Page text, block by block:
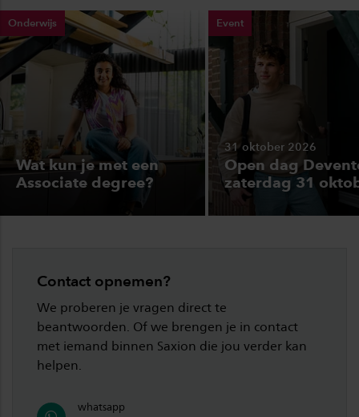
Onderwijs
Wat kun je met een
Associate degree?
Event
31 oktober 2026
Open dag
zaterdag 31
Contact opnemen?
We proberen je vragen direct te
beantwoorden. Of we brengen je in contact
met iemand binnen Saxion die jou verder kan
helpen.
whatsapp